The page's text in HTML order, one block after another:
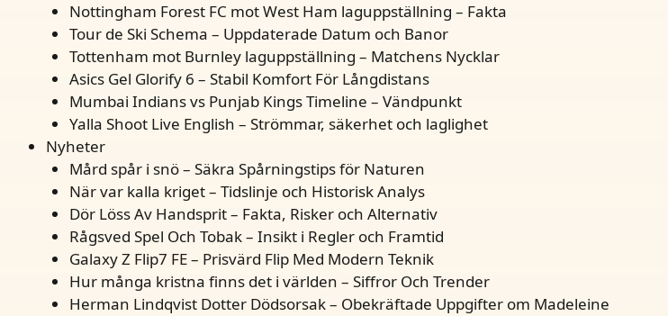
Nottingham Forest FC mot West Ham laguppställning – Fakta
Tour de Ski Schema – Uppdaterade Datum och Banor
Tottenham mot Burnley laguppställning – Matchens Nycklar
Asics Gel Glorify 6 – Stabil Komfort För Långdistans
Mumbai Indians vs Punjab Kings Timeline – Vändpunkt
Yalla Shoot Live English – Strömmar, säkerhet och laglighet
Nyheter
Mård spår i snö – Säkra Spårningstips för Naturen
När var kalla kriget – Tidslinje och Historisk Analys
Dör Löss Av Handsprit – Fakta, Risker och Alternativ
Rågsved Spel Och Tobak – Insikt i Regler och Framtid
Galaxy Z Flip7 FE – Prisvärd Flip Med Modern Teknik
Hur många kristna finns det i världen – Siffror Och Trender
Herman Lindqvist Dotter Dödsorsak – Obekräftade Uppgifter om Madeleine